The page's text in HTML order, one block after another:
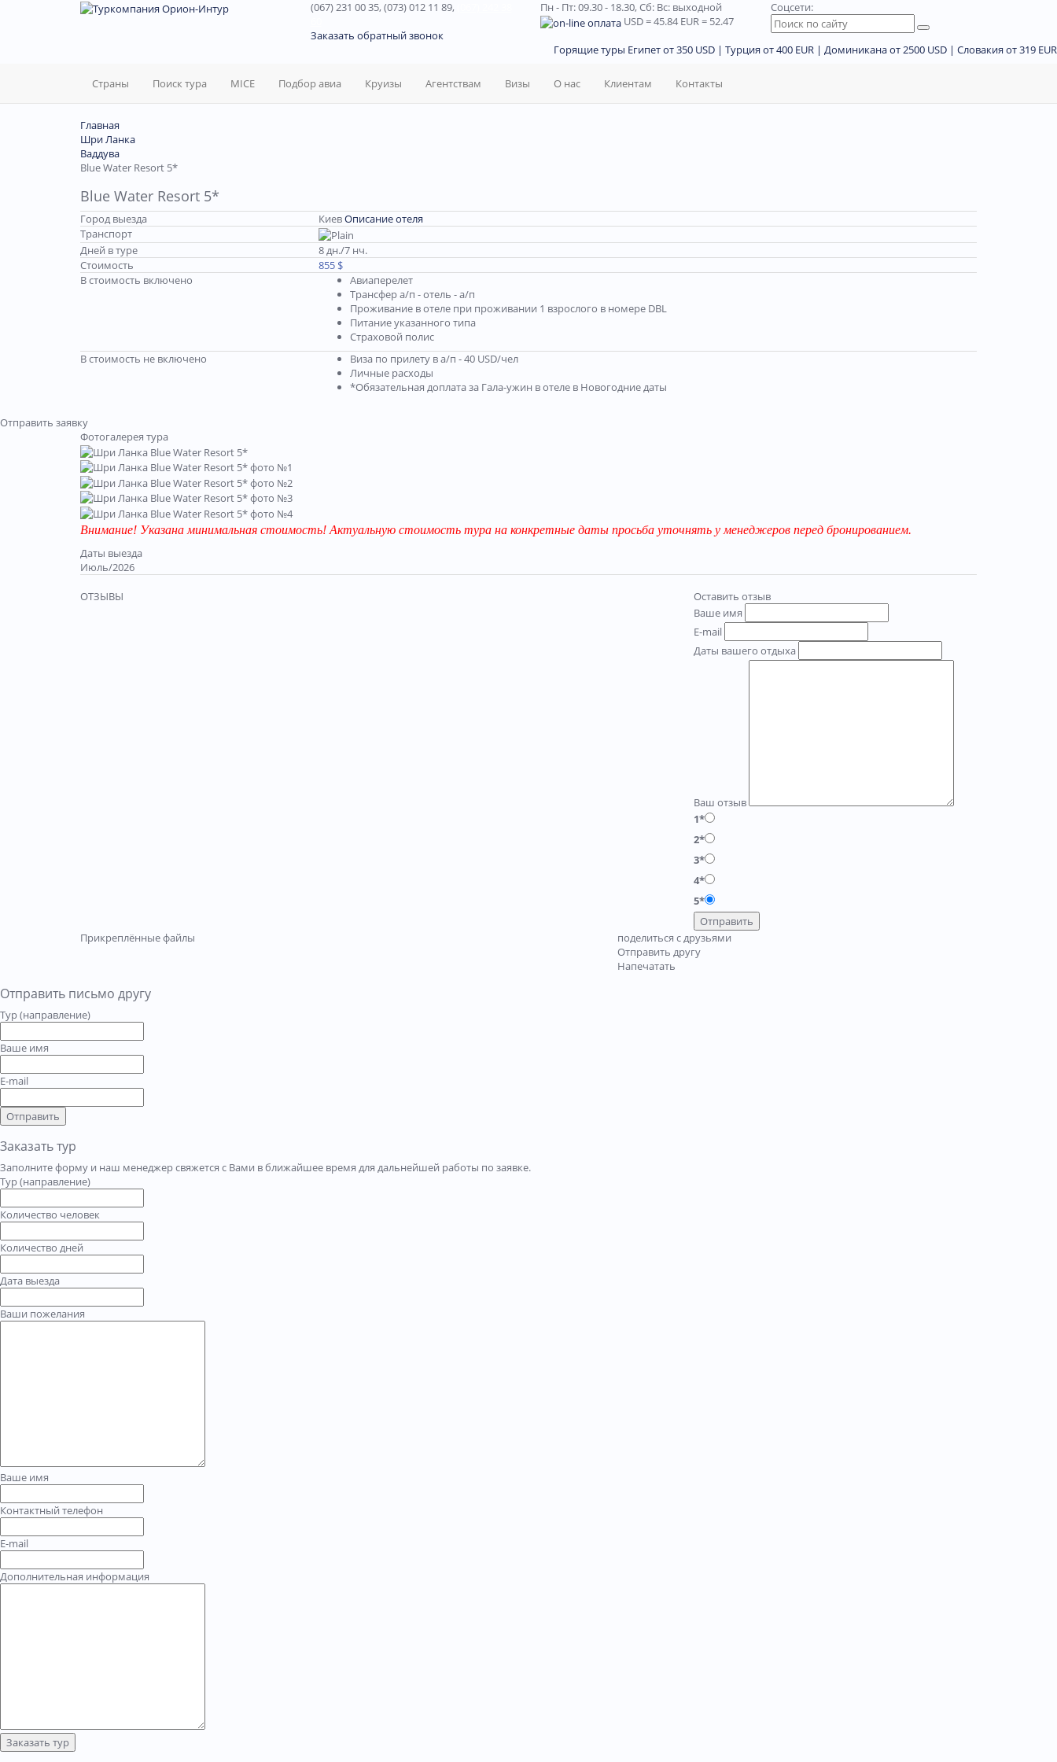
(067) 231 00 35, (073) 012 11 89,
Заказать обратный звонок
Пн - Пт: 09.30 - 18.30,Сб: Вс: выходной
USD= 45.84EUR= 52.47
Соцсети:
Горящие туры Египет от 350 USD | Турция от 400 EUR | Доминикана от 2500 USD | Словакия от 319 EUR
Страны Поиск тура MICE Подбор авиа Круизы Агентствам Визы О нас Клиентам Контакты
Главная
Шри Ланка
Ваддува
Blue Water Resort 5*
Blue Water Resort 5*
Город выезда КиевОписание отеля
Транспорт
Дней в туре
8 дн./7 нч.
Стоимость
855 $
В стоимость включено
Авиаперелет
Трансфер а/п - отель - а/п
Проживание в отеле при проживании 1 взрослого в номере DBL
Питание указанного типа
Страховой полис
В стоимость не включено
Виза по прилету в а/п - 40 USD/чел
Личные расходы
*Обязательная доплата за Гала-ужин в отеле в Новогодние даты
Отправить заявку
Фотогалерея тура
Внимание! Указана минимальная стоимость! Актуальную стоимость тура на конкретные даты просьба уточнять у менеджеров перед бронированием.
Даты выезда
Июль/2026
ОТЗЫВЫ
Оставить отзыв
Ваше имя
E-mail
Даты вашего отдыха
Ваш отзыв
1*
2*
3*
4*
5*
Отправить
Прикреплённые файлы
поделиться с друзьями
Отправить другу
Напечатать
Отправить письмо другу
Тур (направление)
Ваше имя
E-mail
Отправить
Заказать тур
Заполните форму и наш менеджер свяжется с Вами в ближайшее время для дальнейшей работы по заявке.
Тур (направление)
Количество человек
Количество дней
Дата выезда
Ваши пожелания
Ваше имя
Контактный телефон
E-mail
Дополнительная информация
Заказать тур